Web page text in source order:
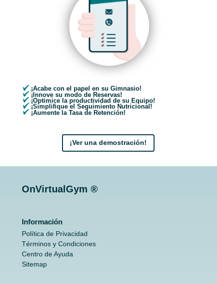
¡Acabe con el papel en su Gimnasio!
¡Innove su modo de Reservas!
¡Optimice la productividad de su Equipo!
¡Simplifique el Seguimiento Nutricional!
¡Aumente la Tasa de Retención!
¡Ver una demostración!
OnVirtualGym ®
Información
Política de Privacidad
Términos y Condiciones
Centro de Ayuda
Sitemap